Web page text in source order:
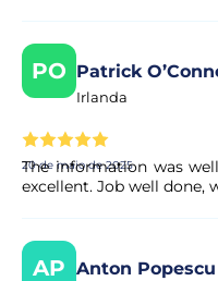
PO Patrick
Irlanda
20 de maio de 2025
The information was
excellent. Job well done,
AP Anton Popescu